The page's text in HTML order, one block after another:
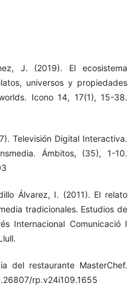
J. (2019). El ecosistema
universos y propiedades
Icono 14, 17(1), 15-38.
Televisión Digital Interactiva.
Ámbitos, (35), 1-10.
Álvarez, I. (2011). El relato
tradicionales. Estudios de
Internacional Comunicació I
del restaurante MasterChef.
rp.v24i109.1655